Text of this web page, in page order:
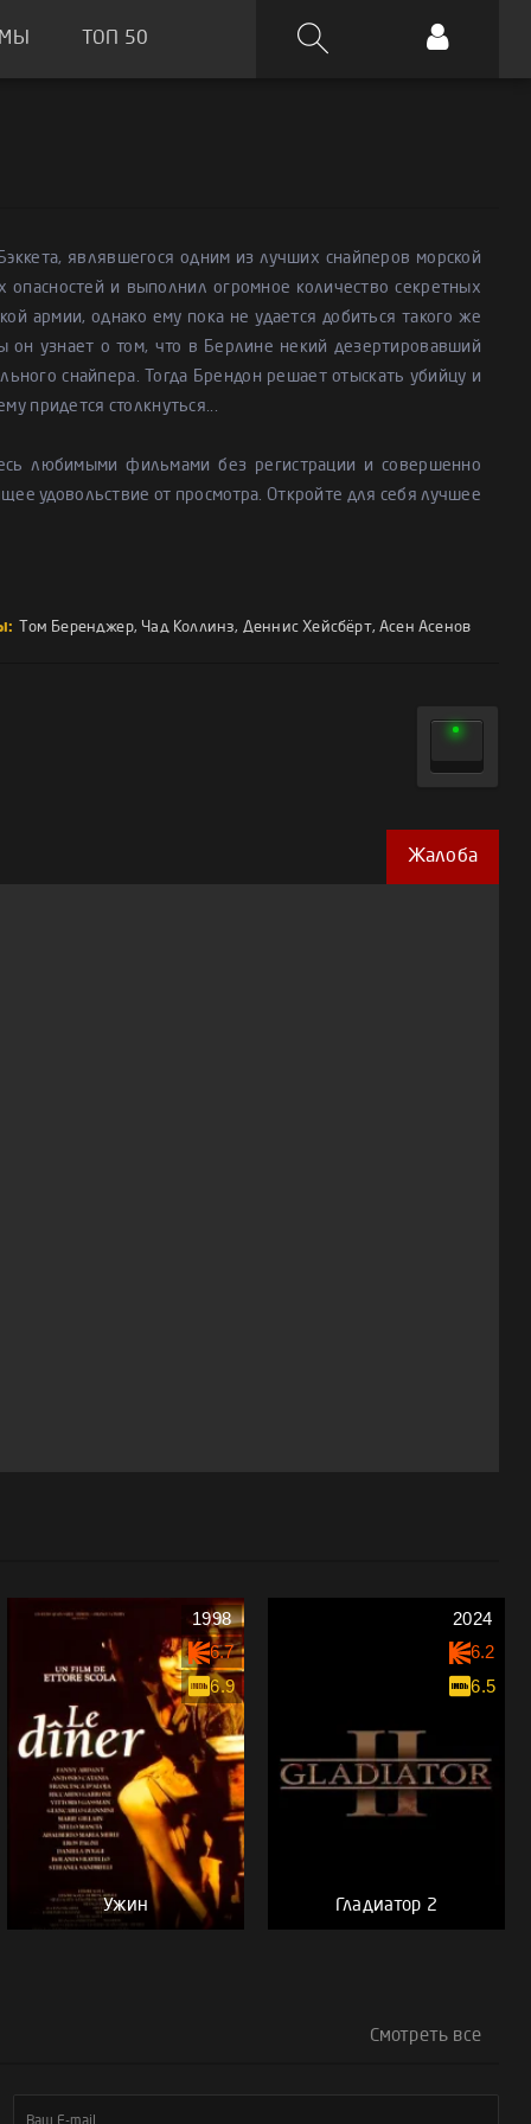
ТОП 50
являвшегося одним из лучших снайперов морской
и выполнил огромное количество секретных
армии, однако ему пока не удается добиться такого же
он узнает о том, что в Берлине некий дезертировавший
снайпера. Тогда Брендон решает отыскать убийцу и
придется столкнуться...
любимыми фильмами без регистрации и совершенно
удовольствие от просмотра. Откройте для себя лучшее
Том Беренджер, Чад Коллинз, Деннис Хейсбёрт,Асен Асенов
Жалоба
Ужин
1998
6.7
6.9
Гладиатор 2
2024
6.2
6.5
Смотреть все